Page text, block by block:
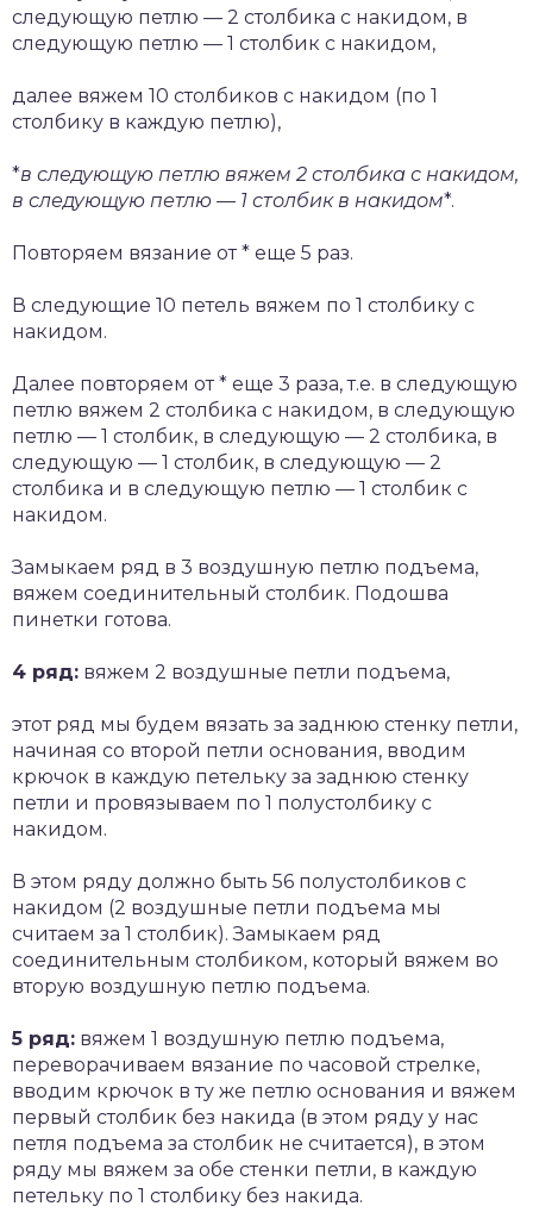
следующую петлю — 2 столбика с накидом, в
следующую петлю — 1 столбик с накидом,
далее вяжем 10 столбиков с накидом (по 1
столбику в каждую петлю),
*в следующую петлю вяжем 2 столбика с накидом,
в следующую петлю — 1 столбик в накидом*.
Повторяем вязание от * еще 5 раз.
В следующие 10 петель вяжем по 1 столбику с
накидом.
Далее повторяем от * еще 3 раза, т.е. в следующую
петлю вяжем 2 столбика с накидом, в следующую
петлю — 1 столбик, в следующую — 2 столбика, в
следующую — 1 столбик, в следующую — 2
столбика и в следующую петлю — 1 столбик с
накидом.
Замыкаем ряд в 3 воздушную петлю подъема,
вяжем соединительный столбик. Подошва
пинетки готова.
4 ряд: вяжем 2 воздушные петли подъема,
этот ряд мы будем вязать за заднюю стенку петли,
начиная со второй петли основания, вводим
крючок в каждую петельку за заднюю стенку
петли и провязываем по 1 полустолбику с
накидом.
В этом ряду должно быть 56 полустолбиков с
накидом (2 воздушные петли подъема мы
считаем за 1 столбик). Замыкаем ряд
соединительным столбиком, который вяжем во
вторую воздушную петлю подъема.
5 ряд: вяжем 1 воздушную петлю подъема,
переворачиваем вязание по часовой стрелке,
вводим крючок в ту же петлю основания и вяжем
первый столбик без накида (в этом ряду у нас
петля подъема за столбик не считается), в этом
ряду мы вяжем за обе стенки петли, в каждую
петельку по 1 столбику без накида.